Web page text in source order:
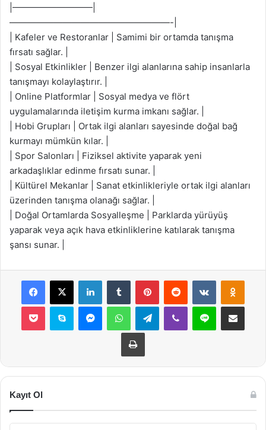
|—————————|
——————————————————-|
| Kafeler ve Restoranlar | Samimi bir ortamda tanışma
fırsatı sağlar. |
| Sosyal Etkinlikler | Benzer ilgi alanlarına sahip insanlarla
tanışmayı kolaylaştırır. |
| Online Platformlar | Sosyal medya ve flört
uygulamalarında iletişim kurma imkanı sağlar. |
| Hobi Grupları | Ortak ilgi alanları sayesinde doğal bağ
kurmayı mümkün kılar. |
| Spor Salonları | Fiziksel aktivite yaparak yeni
arkadaşlıklar edinme fırsatı sunar. |
| Kültürel Mekanlar | Sanat etkinlikleriyle ortak ilgi alanları
üzerinden tanışma olanağı sağlar. |
| Doğal Ortamlarda Sosyalleşme | Parklarda yürüyüş
yaparak veya açık hava etkinliklerine katılarak tanışma
şansı sunar. |
Facebook
X LinkedInTumblr PinterestReddit VKontakte
Pocket Skype MessengerWhatsAppTelegramViber Line E-Posta ile
Yazdır
Kayıt Ol